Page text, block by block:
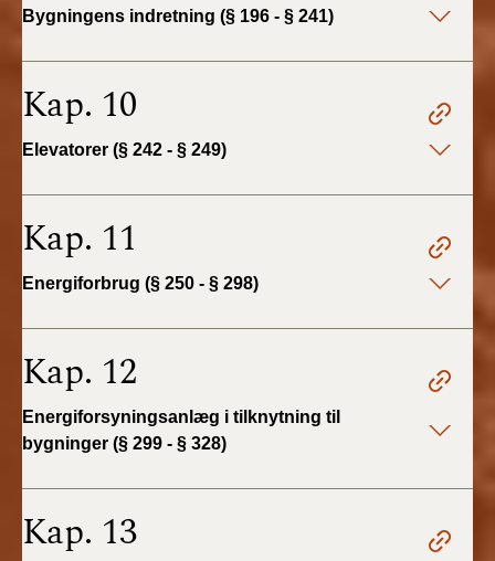
Tidligere BR (1961-
Bygningens indretning (§ 196 - § 241)
Kap. 10
Elevatorer (§ 242 - § 249)
Kap. 11
Energiforbrug (§ 250 - § 298)
Kap. 12
Energiforsyningsanlæg i tilknytning til
bygninger (§ 299 - § 328)
Kap. 13